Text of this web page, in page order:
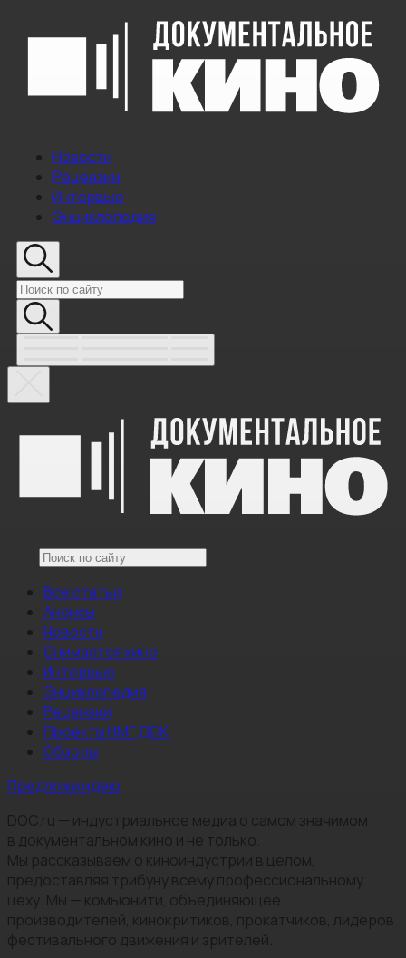
Новости
Рецензии
Интервью
Энциклопедия
Все статьи
Анонсы
Новости
Снимается кино
Интервью
Энциклопедия
Рецензии
Проекты НМГ ДОК
Обзоры
Предложи идею
DOC.ru — индустриальное медиа о самом значимом
в документальном кино и не только.
Мы рассказываем о киноиндустрии в целом,
предоставляя трибуну всему профессиональному
цеху. Мы — комьюнити, объединяющее
производителей, кинокритиков, прокатчиков, лидеров
фестивального движения и зрителей.